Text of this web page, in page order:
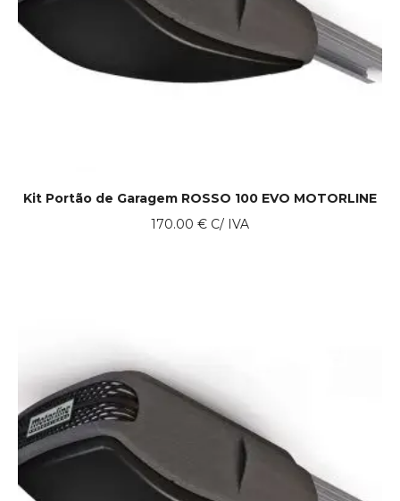
Kit Portão de Garagem ROSSO 100 EVO MOTORLINE
170.00 € C/ IVA